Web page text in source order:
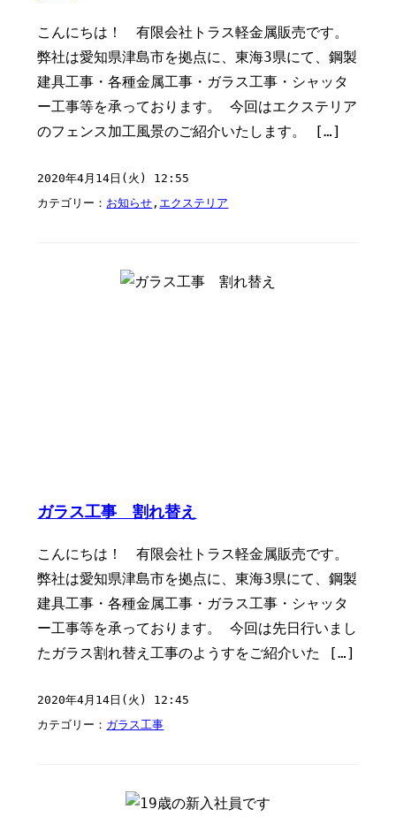
こんにちは！ 有限会社トラス軽金属販売です。
弊社は愛知県津島市を拠点に、東海3県にて、鋼製
建具工事・各種金属工事・ガラス工事・シャッタ
ー工事等を承っております。 今回はエクステリア
のフェンス加工風景のご紹介いたします。 […]
2020年4月14日(火) 12:55
カテゴリー： お知らせ , エクステリア
ガラス工事 割れ替え
こんにちは！ 有限会社トラス軽金属販売です。
弊社は愛知県津島市を拠点に、東海3県にて、鋼製
建具工事・各種金属工事・ガラス工事・シャッタ
ー工事等を承っております。 今回は先日行いまし
たガラス割れ替え工事のようすをご紹介いた […]
2020年4月14日(火) 12:45
カテゴリー： ガラス工事